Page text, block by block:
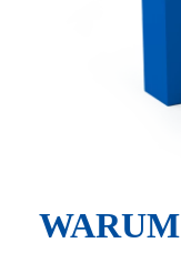
WARUM